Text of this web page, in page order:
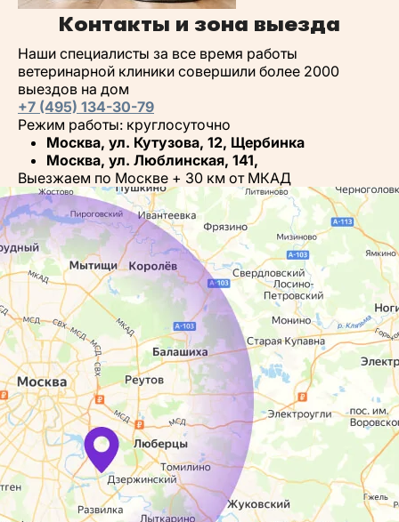
Контакты и зона выезда
Наши специалисты за все время работы
ветеринарной клиники совершили более 2000
выездов на дом
+7 (495) 134-30-79
Режим работы: круглосуточно
Москва, ул. Кутузова, 12, Щербинка
Москва, ул. Люблинская, 141,
Выезжаем по Москве + 30 км от МКАД